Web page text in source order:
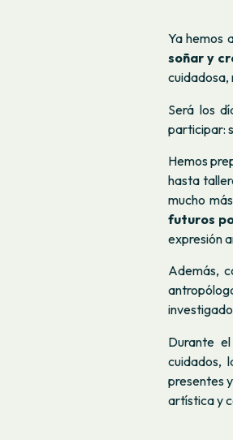
Ya hemos
soñar y
cuidadosa,
Será los
participar:
Hemos
hasta
mucho
futuros
expresión
Además,
Durante
cuidados,
presentes
artística y